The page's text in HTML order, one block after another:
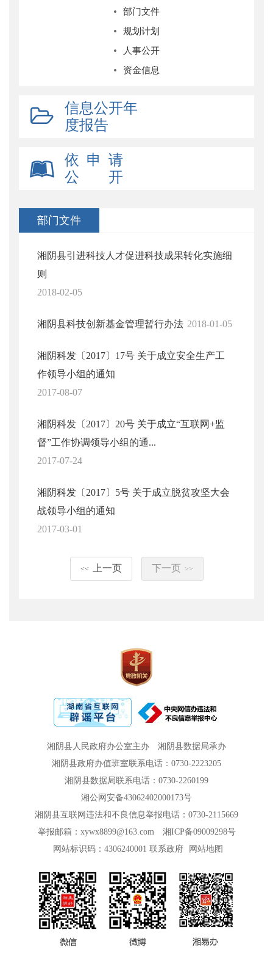
部门文件
规划计划
人事公开
资金信息
信息公开年
度报告
依 申 请
公 开
部门文件
湘阴县引进科技人才促进科技成果转化实施细
则
2018-02-05
湘阴县科技创新基金管理暂行办法 2018-01-05
湘阴科发〔2017〕17号 关于成立安全生产工
作领导小组的通知
2017-08-07
湘阴科发〔2017〕20号 关于成立“互联网+监
督”工作协调领导小组的通...
2017-07-24
湘阴科发〔2017〕5号 关于成立脱贫攻坚大会
战领导小组的通知
2017-03-01
<< 上一页 下一页 >>
湘阴县人民政府办公室主办
湘阴县数据局承办
湘阴县政府办值班室联系电话：0730-2223205
湘阴县数据局联系电话：0730-2260199
湘公网安备43062402000173号
湘阴县互联网违法和不良信息举报电话：0730-2115669
举报邮箱：xywx8899@163.com
湘ICP备09009298号
网站标识码：4306240001 联系政府 网站地图